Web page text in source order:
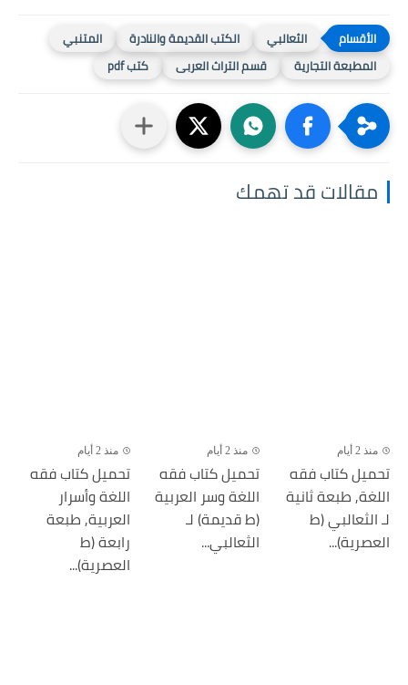
الثعالبي الكتب القديمة والنادرة
المتنبي
المطبعة التجارية
قسم التراث العربى كتب pdf
مقالات قد تهمك
منذ 2 أيام
تحميل كتاب فقه
اللغة, طبعة ثانية
لـ الثعالبي (ط
العصرية)...
منذ 2 أيام
تحميل كتاب فقه
اللغة وسر العربية
(ط قديمة) لـ
الثعالبي...
منذ 2 أيام
تحميل كتاب فقه
اللغة وأسرار
العربية, طبعة
رابعة (ط
العصرية)...